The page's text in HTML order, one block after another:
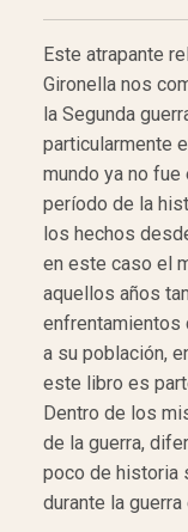
Este atrapante
Gironella nos
la Segunda
particularmente
mundo ya no
período de la
los hechos
en este caso el
aquellos años
enfrentamientos
a su población,
este libro es
Dentro de los
de la guerra,
poco de historia
durante la guerra